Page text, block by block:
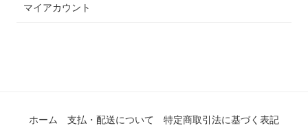
マイアカウント
ホーム 支払・配送について
特定商取引法に基づく表記